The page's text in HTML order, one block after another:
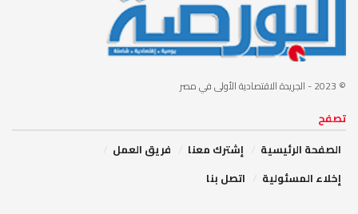
© 2023 - الجريدة الاقتصادية الأولى في مصر
تصفح
الصفحة الرئيسية
إشترك معنا
فريق العمل
إخلاء المسئولية
اتصل بنا